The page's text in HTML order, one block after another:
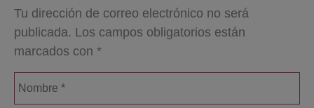
Tu dirección de correo electrónico no será
publicada. Los campos obligatorios están
marcados con *